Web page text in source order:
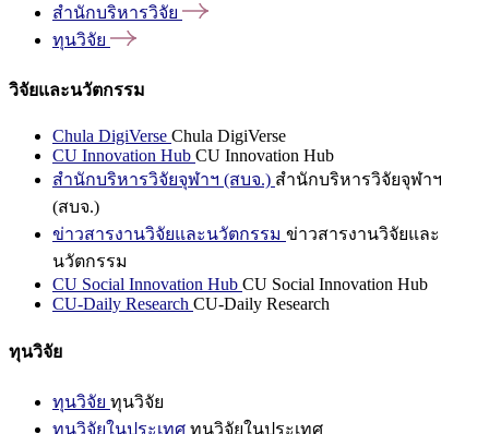
สำนักบริหารวิจัย
ทุนวิจัย
วิจัยและนวัตกรรม
Chula DigiVerse Chula DigiVerse
CU Innovation Hub CU Innovation Hub
สำนักบริหารวิจัยจุฬาฯ (สบจ.) สำนักบริหารวิจัยจุฬาฯ
(สบจ.)
ข่าวสารงานวิจัยและนวัตกรรม ข่าวสารงานวิจัยและ
นวัตกรรม
CU Social Innovation Hub CU Social Innovation Hub
CU-Daily Research CU-Daily Research
ทุนวิจัย
ทุนวิจัย ทุนวิจัย
ทุนวิจัยในประเทศ ทุนวิจัยในประเทศ